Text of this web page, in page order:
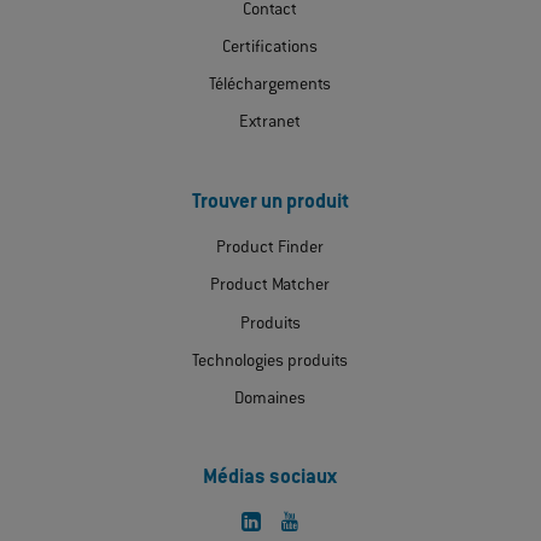
Contact
Certifications
Téléchargements
Extranet
Trouver un produit
Product Finder
Product Matcher
Produits
Technologies produits
Domaines
Médias sociaux